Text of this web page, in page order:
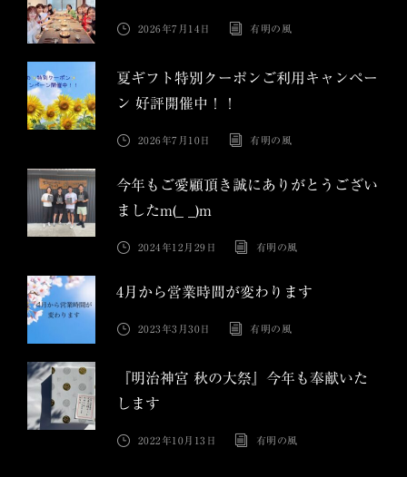
2026年7月14日 有明の風
夏ギフト特別クーポンご利用キャンペー
ン 好評開催中！！
2026年7月10日 有明の風
今年もご愛顧頂き誠にありがとうござい
ましたm(_ _)m
2024年12月29日 有明の風
4月から営業時間が変わります
2023年3月30日 有明の風
『明治神宮 秋の大祭』今年も奉献いた
します
2022年10月13日 有明の風